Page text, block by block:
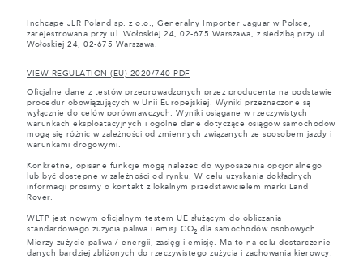
Inchcape JLR Poland sp. z o.o., Generalny Importer Jaguar w Polsce,
zarejestrowana przy ul. Wołoskiej 24, 02-675 Warszawa, z siedzibą przy ul.
Wołoskiej 24, 02-675 Warszawa.
VIEW REGULATION (EU) 2020/740 PDF
Oficjalne dane z testów przeprowadzonych przez producenta na podstawie
procedur obowiązujących w Unii Europejskiej. Wyniki przeznaczone są
wyłącznie do celów porównawczych. Wyniki osiągane w rzeczywistych
warunkach eksploatacyjnych i ogólne dane dotyczące osiągów samochodów
mogą się różnic w zależności od zmiennych związanych ze sposobem jazdy i
warunkami drogowymi.
Konkretne, opisane funkcje mogą należeć do wyposażenia opcjonalnego
lub być dostępne w zależności od rynku. W celu uzyskania dokładnych
informacji prosimy o kontakt z lokalnym przedstawicielem marki Land
Rover.
WLTP jest nowym oficjalnym testem UE służącym do obliczania
standardowego zużycia paliwa i emisji CO2 dla samochodów osobowych.
Mierzy zużycie paliwa / energii, zasięg i emisję. Ma to na celu dostarczenie
danych bardziej zbliżonych do rzeczywistego zużycia i zachowania kierowcy.